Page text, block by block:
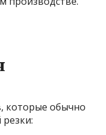
которые обычно